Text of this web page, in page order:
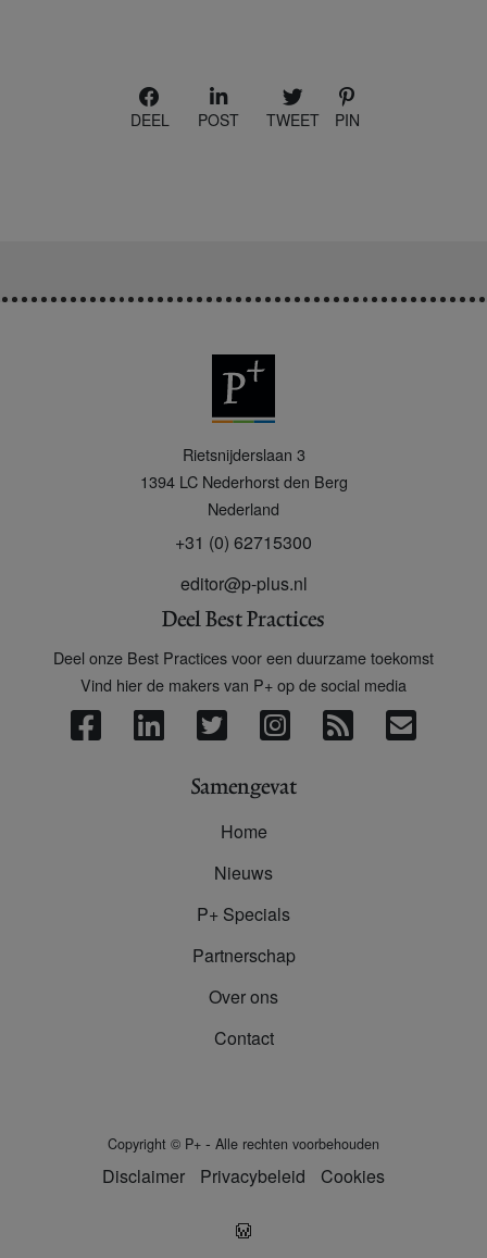
DEEL POST TWEET PIN
Rietsnijderslaan 3
1394 LC Nederhorst den Berg
Nederland
+31 (0) 62715300
editor@p-plus.nl
Deel Best Practices
Deel onze Best Practices voor een duurzame toekomst
Vind hier de makers van P+ op de social media
Samengevat
Home
Nieuws
P+ Specials
Partnerschap
Over ons
Contact
Copyright © P+ - Alle rechten voorbehouden
Disclaimer Privacybeleid Cookies